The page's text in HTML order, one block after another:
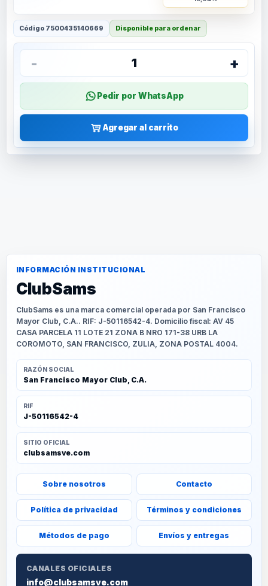
Código 7500435140669 Disponible para ordenar
- 1 +
Pedir por WhatsApp
Agregar al carrito
INFORMACIÓN INSTITUCIONAL
ClubSams
ClubSams es una marca comercial operada por San Francisco
Mayor Club, C.A.. RIF: J-50116542-4. Domicilio fiscal: AV 45
CASA PARCELA 11 LOTE 21 ZONA B NRO 171-38 URB LA
COROMOTO, SAN FRANCISCO, ZULIA, ZONA POSTAL 4004.
RAZÓN SOCIAL
San Francisco Mayor Club, C.A.
RIF
J-50116542-4
SITIO OFICIAL
clubsamsve.com
Sobre nosotros Contacto
Política de privacidad Términos y condiciones
Métodos de pago Envíos y entregas
CANALES OFICIALES
info@clubsamsve.com